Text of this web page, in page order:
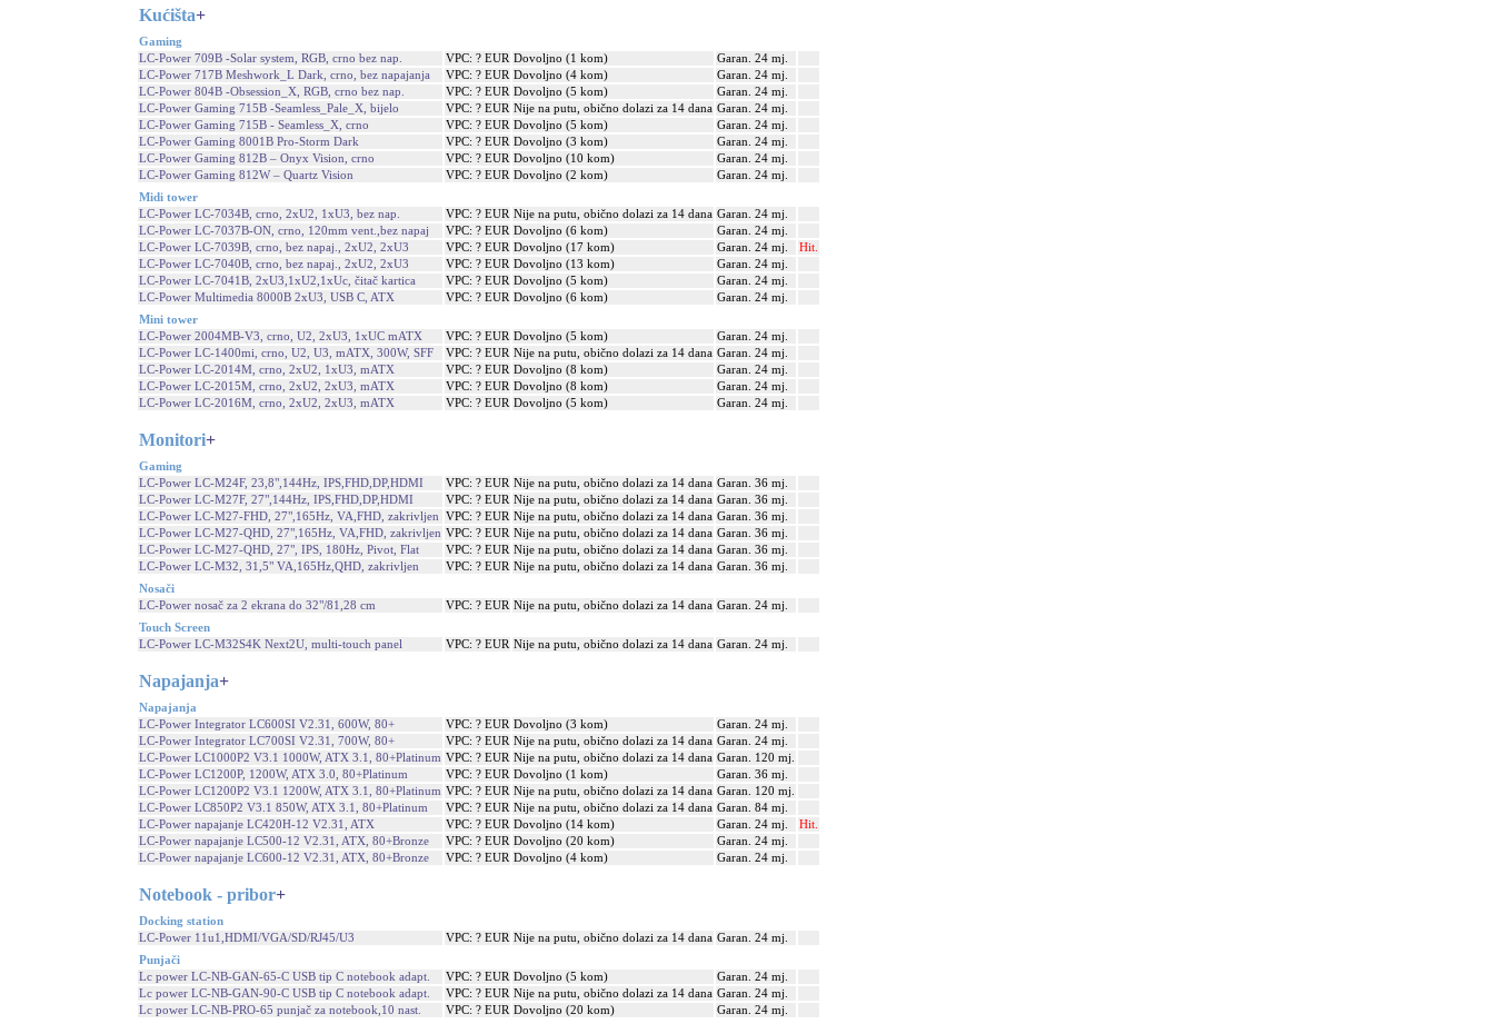
Kućišta+
Gaming
LC-Power 709B -Solar system, RGB, crno bez nap.
VPC: ? EUR Dovoljno (1 kom)
Garan. 24 mj.
LC-Power 717B Meshwork_L Dark, crno, bez napajanja
VPC: ? EUR Dovoljno (4 kom)
Garan. 24 mj.
LC-Power 804B -Obsession_X, RGB, crno bez nap.
VPC: ? EUR Dovoljno (5 kom)
Garan. 24 mj.
LC-Power Gaming 715B -Seamless_Pale_X, bijelo
VPC: ? EUR Nije na putu, obično dolazi za 14 dana Garan. 24 mj.
LC-Power Gaming 715B - Seamless_X, crno
VPC: ? EUR Dovoljno (5 kom)
Garan. 24 mj.
LC-Power Gaming 8001B Pro-Storm Dark
VPC: ? EUR Dovoljno (3 kom)
Garan. 24 mj.
LC-Power Gaming 812B – Onyx Vision, crno
VPC: ? EUR Dovoljno (10 kom)
Garan. 24 mj.
LC-Power Gaming 812W – Quartz Vision
VPC: ? EUR Dovoljno (2 kom)
Garan. 24 mj.
Midi tower
LC-Power LC-7034B, crno, 2xU2, 1xU3, bez nap.
VPC: ? EUR Nije na putu, obično dolazi za 14 dana Garan. 24 mj.
LC-Power LC-7037B-ON, crno, 120mm vent.,bez napaj
VPC: ? EUR Dovoljno (6 kom)
Garan. 24 mj.
LC-Power LC-7039B, crno, bez napaj., 2xU2, 2xU3
VPC: ? EUR Dovoljno (17 kom) Garan. 24 mj.
Hit.
LC-Power LC-7040B, crno, bez napaj., 2xU2, 2xU3
VPC: ? EUR Dovoljno (13 kom)
Garan. 24 mj.
LC-Power LC-7041B, 2xU3,1xU2,1xUc, čitač kartica
VPC: ? EUR Dovoljno (5 kom)
Garan. 24 mj.
LC-Power Multimedia 8000B 2xU3, USB C, ATX
VPC: ? EUR Dovoljno (6 kom)
Garan. 24 mj.
Mini tower
LC-Power 2004MB-V3, crno, U2, 2xU3, 1xUC mATX
VPC: ? EUR Dovoljno (5 kom)
Garan. 24 mj.
LC-Power LC-1400mi, crno, U2, U3, mATX, 300W, SFF
VPC: ? EUR Nije na putu, obično dolazi za 14 dana Garan. 24 mj.
LC-Power LC-2014M, crno, 2xU2, 1xU3, mATX
VPC: ? EUR Dovoljno (8 kom)
Garan. 24 mj.
LC-Power LC-2015M, crno, 2xU2, 2xU3, mATX
VPC: ? EUR Dovoljno (8 kom)
Garan. 24 mj.
LC-Power LC-2016M, crno, 2xU2, 2xU3, mATX
VPC: ? EUR Dovoljno (5 kom) Garan. 24 mj.
Monitori+
Gaming
LC-Power LC-M24F, 23,8",144Hz, IPS,FHD,DP,HDMI
VPC: ? EUR Nije na putu, obično dolazi za 14 dana Garan. 36 mj.
LC-Power LC-M27F, 27",144Hz, IPS,FHD,DP,HDMI
VPC: ? EUR Nije na putu, obično dolazi za 14 dana Garan. 36 mj.
LC-Power LC-M27-FHD, 27",165Hz, VA,FHD, zakrivljen
VPC: ? EUR Nije na putu, obično dolazi za 14 dana Garan. 36 mj.
LC-Power LC-M27-QHD, 27",165Hz, VA,FHD, zakrivljen VPC: ? EUR Nije na putu, obično dolazi za 14 dana Garan. 36 mj.
LC-Power LC-M27-QHD, 27", IPS, 180Hz, Pivot, Flat
VPC: ? EUR Nije na putu, obično dolazi za 14 dana Garan. 36 mj.
LC-Power LC-M32, 31,5" VA,165Hz,QHD, zakrivljen
VPC: ? EUR Nije na putu, obično dolazi za 14 dana Garan. 36 mj.
Nosači
LC-Power nosač za 2 ekrana do 32"/81,28 cm
VPC: ? EUR Nije na putu, obično dolazi za 14 dana Garan. 24 mj.
Touch Screen
LC-Power LC-M32S4K Next2U, multi-touch panel
VPC: ? EUR Nije na putu, obično dolazi za 14 dana Garan. 24 mj.
Napajanja+
Napajanja
LC-Power Integrator LC600SI V2.31, 600W, 80+
VPC: ? EUR Dovoljno (3 kom)
Garan. 24 mj.
LC-Power Integrator LC700SI V2.31, 700W, 80+
VPC: ? EUR Nije na putu, obično dolazi za 14 dana Garan. 24 mj.
LC-Power LC1000P2 V3.1 1000W, ATX 3.1, 80+Platinum VPC: ? EUR Nije na putu, obično dolazi za 14 dana Garan. 120 mj.
LC-Power LC1200P, 1200W, ATX 3.0, 80+Platinum
VPC: ? EUR Dovoljno (1 kom)
Garan. 36 mj.
LC-Power LC1200P2 V3.1 1200W, ATX 3.1, 80+Platinum VPC: ? EUR Nije na putu, obično dolazi za 14 dana Garan. 120 mj.
LC-Power LC850P2 V3.1 850W, ATX 3.1, 80+Platinum
VPC: ? EUR Nije na putu, obično dolazi za 14 dana Garan. 84 mj.
LC-Power napajanje LC420H-12 V2.31, ATX
VPC: ? EUR Dovoljno (14 kom) Garan. 24 mj.
Hit.
LC-Power napajanje LC500-12 V2.31, ATX, 80+Bronze
VPC: ? EUR Dovoljno (20 kom)
Garan. 24 mj.
LC-Power napajanje LC600-12 V2.31, ATX, 80+Bronze
VPC: ? EUR Dovoljno (4 kom) Garan. 24 mj.
Notebook - pribor+
Docking station
LC-Power 11u1,HDMI/VGA/SD/RJ45/U3
VPC: ? EUR Nije na putu, obično dolazi za 14 dana Garan. 24 mj.
Punjači
Lc power LC-NB-GAN-65-C USB tip C notebook adapt.
VPC: ? EUR Dovoljno (5 kom)
Garan. 24 mj.
Lc power LC-NB-GAN-90-C USB tip C notebook adapt.
VPC: ? EUR Nije na putu, obično dolazi za 14 dana Garan. 24 mj.
Lc power LC-NB-PRO-65 punjač za notebook,10 nast.
VPC: ? EUR Dovoljno (20 kom) Garan. 24 mj.